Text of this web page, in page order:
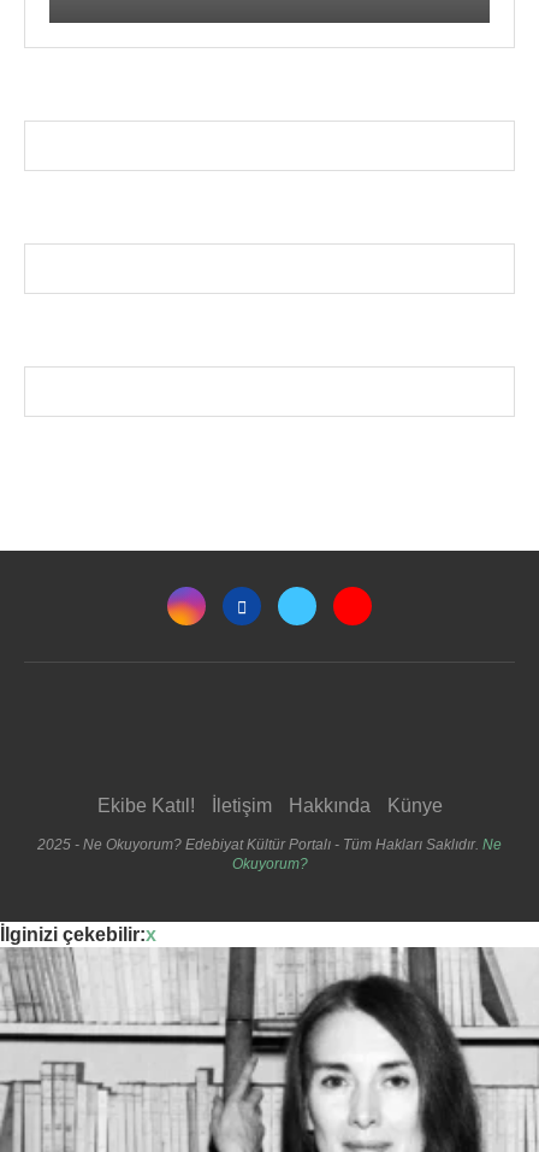
Ekibe Katıl! İletişim Hakkında Künye
2025 - Ne Okuyorum? Edebiyat Kültür Portalı - Tüm Hakları Saklıdır. Ne
Okuyorum?
İlginizi çekebilir:x